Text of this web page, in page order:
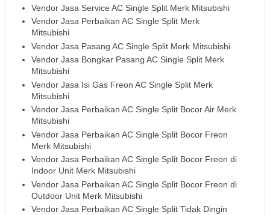
Vendor Jasa Service AC Single Split Merk Mitsubishi
Vendor Jasa Perbaikan AC Single Split Merk
Mitsubishi
Vendor Jasa Pasang AC Single Split Merk Mitsubishi
Vendor Jasa Bongkar Pasang AC Single Split Merk
Mitsubishi
Vendor Jasa Isi Gas Freon AC Single Split Merk
Mitsubishi
Vendor Jasa Perbaikan AC Single Split Bocor Air Merk
Mitsubishi
Vendor Jasa Perbaikan AC Single Split Bocor Freon
Merk Mitsubishi
Vendor Jasa Perbaikan AC Single Split Bocor Freon di
Indoor Unit Merk Mitsubishi
Vendor Jasa Perbaikan AC Single Split Bocor Freon di
Outdoor Unit Merk Mitsubishi
Vendor Jasa Perbaikan AC Single Split Tidak Dingin